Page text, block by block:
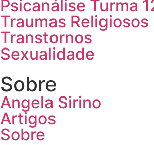
Psicanálise Turma
Traumas Religiosos
Transtornos
Sexualidade
Sobre
Angela Sirino
Artigos
Sobre